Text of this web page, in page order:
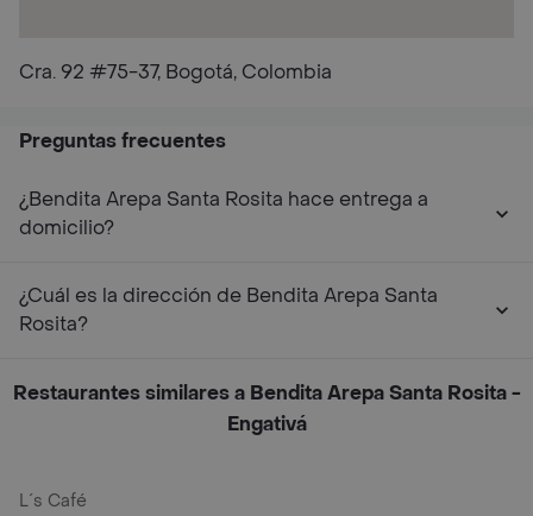
Cra. 92 #75-37, Bogotá, Colombia
Preguntas frecuentes
¿Bendita Arepa Santa Rosita hace entrega a
domicilio?
¿Cuál es la dirección de Bendita Arepa Santa
Rosita?
Restaurantes similares a Bendita Arepa Santa Rosita -
Engativá
L´s Café